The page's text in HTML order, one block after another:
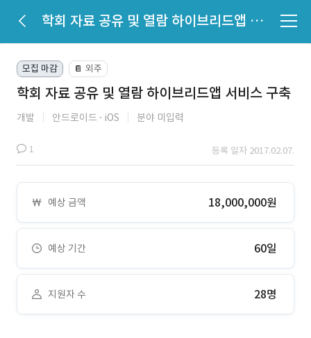
학회 자료 공유 및 열람 하이브리드앱 서비스 구축
모집 마감 📔 외주
학회 자료 공유 및 열람 하이브리드앱 서비스 구축
개발 안드로이드 iOS 분야 미입력
1 등록 일자 2017.02.07.
예상 금액 18,000,000원
예상 기간 60일
지원자 수 28명